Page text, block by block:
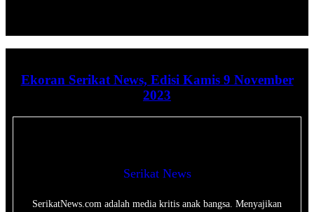
Ekoran Serikat News, Edisi Kamis 9 November
2023
Serikat News
SerikatNews.com adalah media kritis anak bangsa. Menyajikan